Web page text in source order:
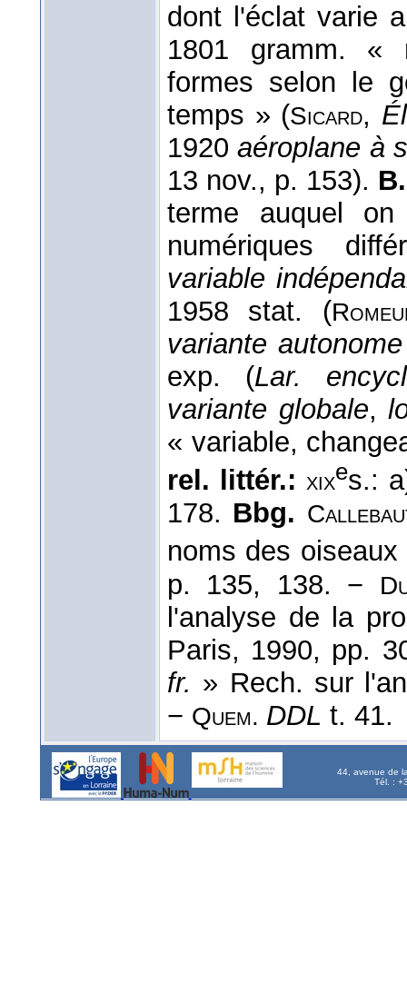
dont l'éclat varie
1801 gramm. «
formes selon le
temps » (Sicard,
1920aéroplane à
13 nov., p. 153). B.
terme auquel
numériques
variable
1958 stat. (
variante autonome
exp. (Lar.
variante globale,
« variable,
rel. littér.: xixes.:
178. Bbg.
noms des
p. 135, 138. −
l'analyse de la
Paris, 1990, pp.
fr. » Rech. sur
− Quem. DDL t. 41.
44, avenue de
Tél. :